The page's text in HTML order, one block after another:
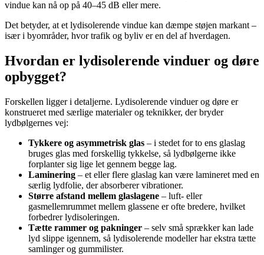
vindue kan nå op på 40–45 dB eller mere.
Det betyder, at et lydisolerende vindue kan dæmpe støjen markant –
især i byområder, hvor trafik og byliv er en del af hverdagen.
Hvordan er lydisolerende vinduer og døre
opbygget?
Forskellen ligger i detaljerne. Lydisolerende vinduer og døre er
konstrueret med særlige materialer og teknikker, der bryder
lydbølgernes vej:
Tykkere og asymmetrisk glas – i stedet for to ens glaslag
bruges glas med forskellig tykkelse, så lydbølgerne ikke
forplanter sig lige let gennem begge lag.
Laminering – et eller flere glaslag kan være lamineret med en
særlig lydfolie, der absorberer vibrationer.
Større afstand mellem glaslagene – luft- eller
gasmellemrummet mellem glassene er ofte bredere, hvilket
forbedrer lydisoleringen.
Tætte rammer og pakninger – selv små sprækker kan lade
lyd slippe igennem, så lydisolerende modeller har ekstra tætte
samlinger og gummilister.